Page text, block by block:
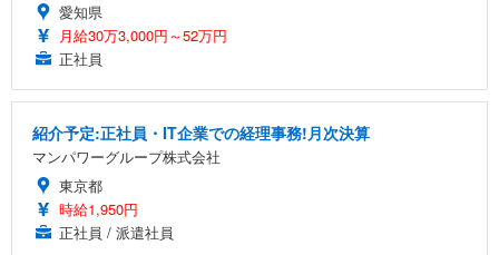
愛知県
月給30万3,000円～52万円
正社員
紹介予定:正社員・IT企業での経理事務!月次決算
マンパワーグループ株式会社
東京都
時給1,950円
正社員 / 派遣社員